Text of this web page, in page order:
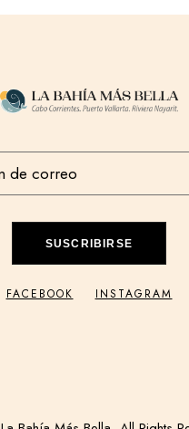
SUSCRIBIRSE
FACEBOOK INSTAGRAM